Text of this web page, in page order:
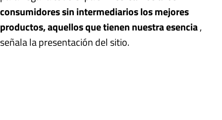
consumidores sin intermediarios los mejores
productos, aquellos que tienen nuestra esencia,
señala la presentación del sitio.